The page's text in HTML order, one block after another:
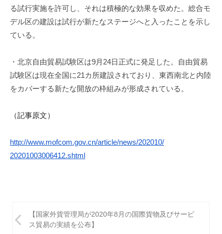
る試行実施を許可し、それは積極的な効果を収めた。総合モ
デル区の建設は試行が新たなステージへと入ったことを示し
ている。
・北京自由貿易試験区は9月24日正式に発足した。自由貿易
試験区は現在全国に21カ所建設されており、東西南北と内陸
をカバーする新たな開放の枠組みが形成されている。
（記事原文）
http://www.mofcom.gov.cn/article/news/202010/
20201003006412.shtml
稿
【国家外貨管理局が2020年8月の国際貨物及びサービ
ス貿易の実績を公布】